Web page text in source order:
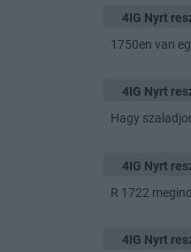
4IG Nyrt
1750en van
4IG Nyrt
Hagy
4IG Nyrt
R 1722
4IG Nyrt